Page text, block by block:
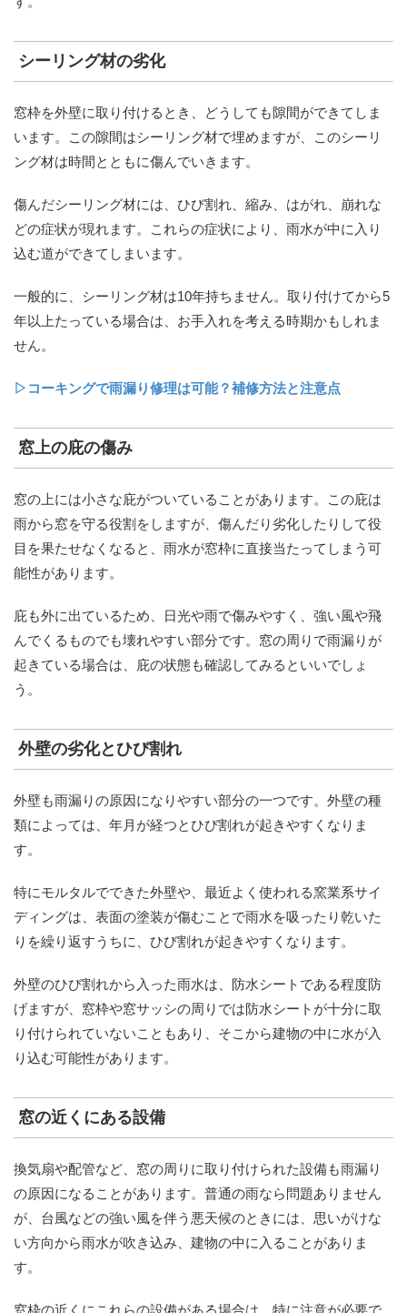
シーリング材の劣化
窓枠を外壁に取り付けるとき、どうしても隙間ができてしま
います。この隙間はシーリング材で埋めますが、このシーリ
ング材は時間とともに傷んでいきます。
傷んだシーリング材には、ひび割れ、縮み、はがれ、崩れな
どの症状が現れます。これらの症状により、雨水が中に入り
込む道ができてしまいます。
一般的に、シーリング材は10年持ちません。取り付けてから5
年以上たっている場合は、お手入れを考える時期かもしれま
せん。
▷コーキングで雨漏り修理は可能？補修方法と注意点
窓上の庇の傷み
窓の上には小さな庇がついていることがあります。この庇は
雨から窓を守る役割をしますが、傷んだり劣化したりして役
目を果たせなくなると、雨水が窓枠に直接当たってしまう可
能性があります。
庇も外に出ているため、日光や雨で傷みやすく、強い風や飛
んでくるものでも壊れやすい部分です。窓の周りで雨漏りが
起きている場合は、庇の状態も確認してみるといいでしょ
う。
外壁の劣化とひび割れ
外壁も雨漏りの原因になりやすい部分の一つです。外壁の種
類によっては、年月が経つとひび割れが起きやすくなりま
す。
特にモルタルでできた外壁や、最近よく使われる窯業系サイ
ディングは、表面の塗装が傷むことで雨水を吸ったり乾いた
りを繰り返すうちに、ひび割れが起きやすくなります。
外壁のひび割れから入った雨水は、防水シートである程度防
げますが、窓枠や窓サッシの周りでは防水シートが十分に取
り付けられていないこともあり、そこから建物の中に水が入
り込む可能性があります。
窓の近くにある設備
換気扇や配管など、窓の周りに取り付けられた設備も雨漏り
の原因になることがあります。普通の雨なら問題ありません
が、台風などの強い風を伴う悪天候のときには、思いがけな
い方向から雨水が吹き込み、建物の中に入ることがありま
す。
窓枠の近くにこれらの設備がある場合は、特に注意が必要で